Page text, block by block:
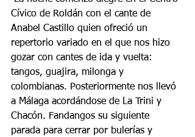
Cívico de Roldán con el cante de
Anabel Castillo quien ofreció un
repertorio variado en el que nos hizo
gozar con cantes de ida y vuelta:
tangos, guajira, milonga y
colombianas. Posteriormente nos llevó
a Málaga acordándose de La Trini y
Chacón. Fandangos su siguiente
parada para cerrar por bulerías y